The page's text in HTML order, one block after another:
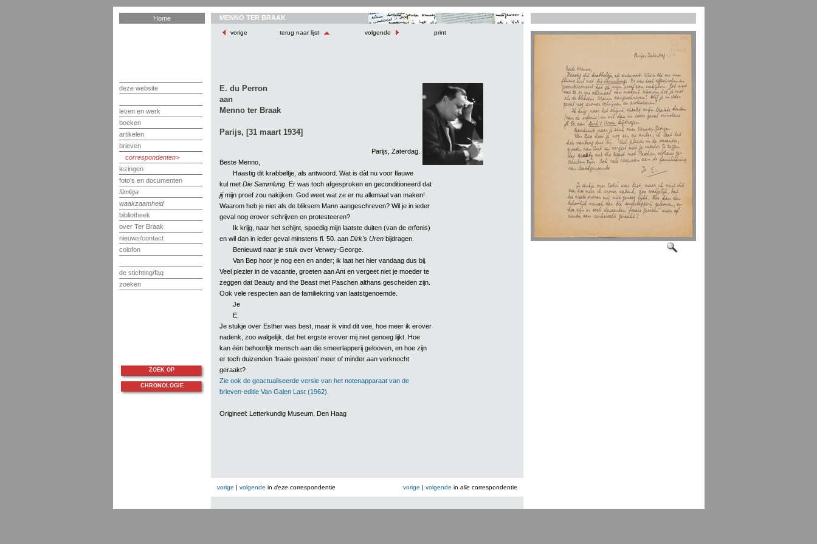
Home
deze website
leven en werk
boeken
artikelen
brieven
correspondenten
lezingen
foto's en documenten
filmliga
waakzaamheid
bibliotheek
over Ter Braak
nieuws/contact
colofon
de stichting/faq
zoeken
MENNO TER BRAAK
vorige terug naar lijst volgende print
E. du Perron
aan
Menno ter Braak
Parijs, [31 maart 1934]
Parijs, Zaterdag.
Beste Menno,
Haastig dit krabbeltje, als antwoord. Wat is dàt nu voor flauwe
kul met Die Sammlung. Er was toch afgesproken en geconditioneerd dat
jijmijn proef zou nakijken. God weet wat ze er nu allemaal van maken!
Waarom heb je niet als de bliksem Mann aangeschreven? Wil je in ieder
geval nog erover schrijven en protesteeren?
Ik krijg, naar het schijnt, spoedig mijn laatste duiten (van de erfenis)
en wil dan in ieder geval minstens fl. 50. aan Dirk's Urenbijdragen.
Benieuwd naar je stuk over Verwey-George.
Van Bep hoor je nog een en ander; ik laat het hier vandaag dus bij.
Veel plezier in de vacantie, groeten aan Ant en vergeet niet je moeder te
zeggen dat Beauty and the Beast met Paschen althans gescheiden zijn.
Ook vele respecten aan de familiekring van laatstgenoemde.
Je
E.
Je stukje over Esther was best, maar ik vind dit vee, hoe meer ik erover
nadenk, zoo walgelijk, dat het ergste erover mij niet genoeg lijkt. Hoe
kan één behoorlijk mensch aan die smeerlapperij gelooven, en hoe zijn
er toch duizenden ‘fraaie geesten’ meer of minder aan verknocht
geraakt?
Zie ook de geactualiseerde versie van het notenapparaat van de
brieven-editie Van Galen Last (1962).
Origineel: Letterkundig Museum, Den Haag
vorige | volgende in dezecorrespondentie vorige | volgende in allecorrespondentie
ZOEK OP
CHRONOLOGIE